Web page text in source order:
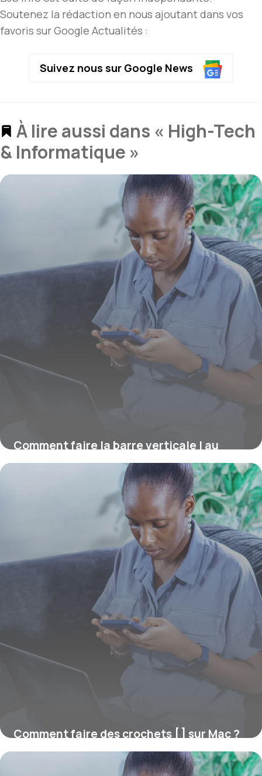
Soutenez la rédaction en nous ajoutant dans vos
favoris sur Google Actualités :
Suivez nous sur Google News
À lire aussi dans « High-Tech
& Informatique »
Comment faire la barre verticale | au
clavier ?
Comment faire des crochets [ ] sur Mac ?
16 juillet 2026